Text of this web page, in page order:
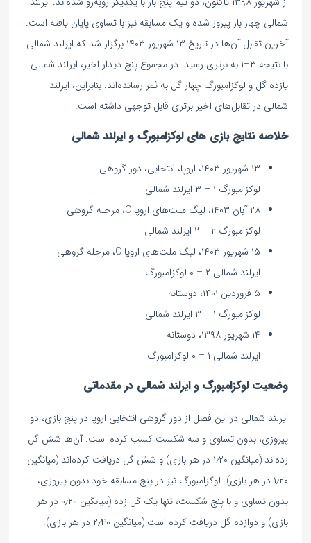
شمالی چهار بار پیروز شده و یک مسابقه نیز با تساوی پایان یافته است.
آخرین تقابل آن‌ها در تاریخ ۱۳ شهریور ۱۴۰۳ برگزار شد که ایرلند شمالی
با نتیجه ۳–۱ به برتری رسید. در مجموع پنج دیدار اخیر، ایرلند شمالی
یازده گل و لوکزامبورگ چهار گل به ثمر رسانده‌اند. بنابراین، ایرلند
شمالی در تقابل‌های اخیر برتری قابل توجهی داشته است.
خلاصه نتایج بازی های لوکزامبورگ و ایرلند شمالی
۱۳ شهریور ۱۴۰۳، اروپا، انتخابی، دور گروهی
لوکزامبورگ ۱ – ۳ ایرلند شمالی
۲۸ آبان ۱۴۰۳، لیگ ملت‌های اروپا C، مرحله گروهی
لوکزامبورگ ۲ – ۲ ایرلند شمالی
۱۵ شهریور ۱۴۰۳، لیگ ملت‌های اروپا C، مرحله گروهی
ایرلند شمالی ۲ – ۰ لوکزامبورگ
۵ فروردین ۱۴۰۱، دوستانه
لوکزامبورگ ۱ – ۳ ایرلند شمالی
۱۴ شهریور ۱۳۹۸، دوستانه
ایرلند شمالی ۱ – ۰ لوکزامبورگ
وضعیت لوکزامبورگ و ایرلند شمالی در مقدماتی
ایرلند شمالی در این فصل از دور گروهی انتخابی اروپا در پنج بازی، دو
پیروزی، بدون تساوی و سه شکست کسب کرده است. آن‌ها شش گل
زده‌اند (میانگین ۱٫۲۰ در هر بازی) و شش گل دریافت کرده‌اند (میانگین
۱٫۲۰ در هر بازی). لوکزامبورگ نیز در پنج مسابقه خود بدون پیروزی،
بدون تساوی و با پنج شکست، تنها یک گل زده (میانگین ۰٫۲۰ در هر
بازی) و دوازده گل دریافت کرده است (میانگین ۲٫۴۰ در هر بازی).